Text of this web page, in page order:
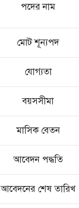
পদের নাম
মোট শূন্যপদ
যোগ্যতা
বয়সসীমা
মাসিক বেতন
আবেদন পদ্ধতি
আবেদনের শেষ তারিখ